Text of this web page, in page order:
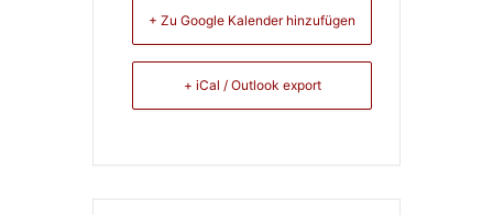
+ Zu Google Kalender hinzufügen
+ iCal / Outlook export